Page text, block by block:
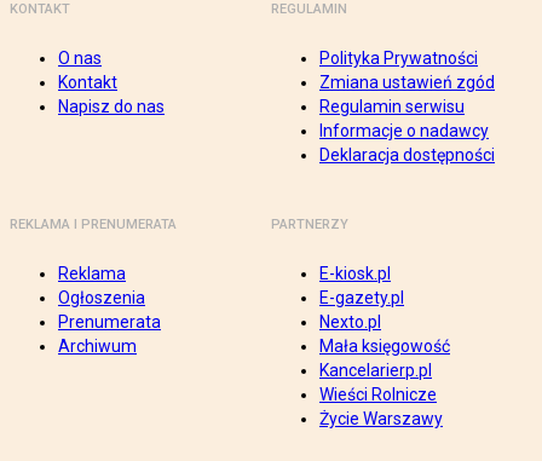
KONTAKT
O nas
Kontakt
Napisz do nas
REGULAMIN
Polityka Prywatności
Zmiana ustawień zgód
Regulamin serwisu
Informacje o nadawcy
Deklaracja dostępności
REKLAMA I PRENUMERATA
Reklama
Ogłoszenia
Prenumerata
Archiwum
PARTNERZY
E-kiosk.pl
E-gazety.pl
Nexto.pl
Mała księgowość
Kancelarierp.pl
Wieści Rolnicze
Życie Warszawy